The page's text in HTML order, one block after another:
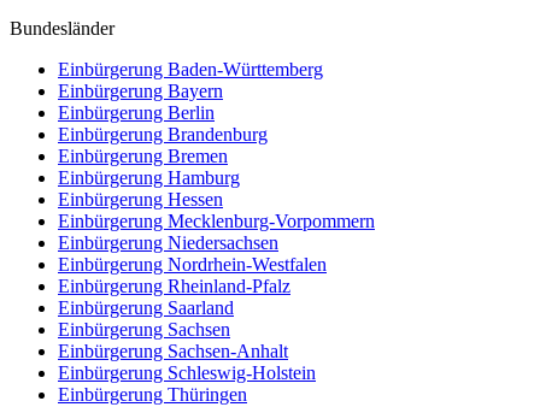
Bundesländer
Einbürgerung Baden-Württemberg
Einbürgerung Bayern
Einbürgerung Berlin
Einbürgerung Brandenburg
Einbürgerung Bremen
Einbürgerung Hamburg
Einbürgerung Hessen
Einbürgerung Mecklenburg-Vorpommern
Einbürgerung Niedersachsen
Einbürgerung Nordrhein-Westfalen
Einbürgerung Rheinland-Pfalz
Einbürgerung Saarland
Einbürgerung Sachsen
Einbürgerung Sachsen-Anhalt
Einbürgerung Schleswig-Holstein
Einbürgerung Thüringen